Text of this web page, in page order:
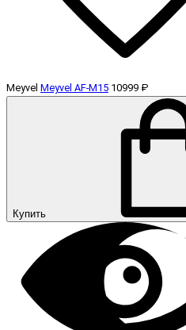
Meyvel Meyvel AF-M15 10999 ₽
Купить